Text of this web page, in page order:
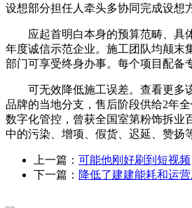
设想部分担任人牵头多协同完成设想
应起首明白本身的预算范畴、具体
年度诚信示范企业。施工团队均颠末
部门可享受终身办事。每个项目配备
可无效降低施工误差。查看更多该
品牌的当地分支，售后阶段供给2年
数字化管控，曾获全国室第粉饰拆业
中的污染、增项、假货、迟延、赞扬
上一篇： 可能他刚好刷到短视频
下一篇： 降低了建建能耗和运